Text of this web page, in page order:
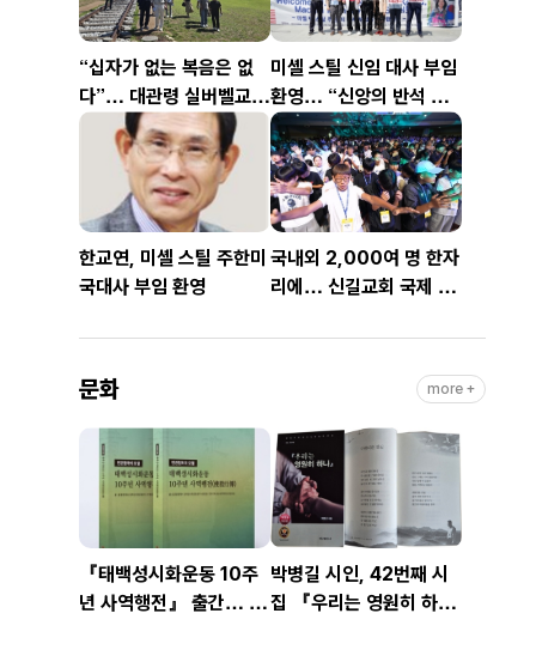
“십자가 없는 복음은 없
다”… 대관령 실버벨교회
김은호 목사 특별초청예
미셸 스틸 신임 대사 부임
환영… “신앙의 반석 위
에 한미동맹 새 도약 기
대”
한교연, 미셸 스틸 주한미
국대사 부임 환영
국내외 2,000여 명 한자
리에… 신길교회 국제 청
성료
문화 more +
『태백성시화운동 10주
년 사역행전』 출간… 교
박병길 시인, 42번째 시
집 『우리는 영원히 하